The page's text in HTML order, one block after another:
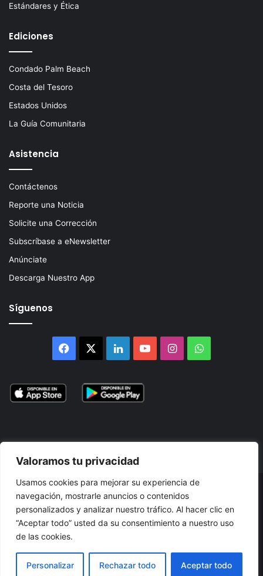
Valoramos tu privacidad
Usamos cookies para mejorar su experiencia de
navegación, mostrarle anuncios o contenidos
personalizados y analizar nuestro tráfico. Al hacer clic en
“Aceptar todo” usted da su consentimiento a nuestro uso
de las cookies.
Personalizar Rechazar todo Aceptar todo
Estándares y Ética
Ediciones
Condado Palm Beach
Costa del Tesoro
Estados Unidos
La Guía Comunitaria
Asistencia
Contáctenos
Reporte una Noticia
Solicite una Corrección
Subscríbase a eNewsletter
Anúnciate
Descarga Nuestro App
Síguenos
Facebook LinkedInYouTubeInstagramWhatsApp
© 2026, Atlántikas LLC. Todos los derechos reservados. Prohibida
su reproducción total o parcial, así como su traducción a cualquier
idioma sin nuestra autorización escrita.
Términos y Condiciones
Política de Privacidad
Cookies
Accesibilidad
Mapa